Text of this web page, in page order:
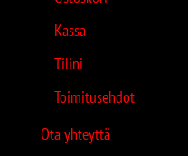
Kassa
Tilini
Toimitusehdot
Ota yhteyttä